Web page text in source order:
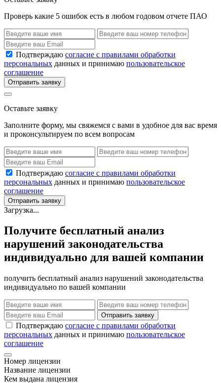
Проверь какие 5 ошибок есть в любом годовом отчете ПАО
Подтверждаю согласие с правилами обработки
персональных данных и принимаю пользовательское
соглашение
Отправить заявку
Оставьте заявку
Заполните форму, мы свяжемся с вами в удобное для вас время
и проконсультируем по всем вопросам
Подтверждаю согласие с правилами обработки
персональных данных и принимаю пользовательское
соглашение
Отправить заявку
Загрузка...
Получите бесплатный анализ
нарушений законодательства
индивидуально для вашей компании
получить бесплатный анализ нарушений законодательства
индивидуально по вашей компании
Отправить заявку
Подтверждаю согласие с правилами обработки
персональных данных и принимаю пользовательское
соглашение
Номер лицензии
Название лицензии
Кем выдана лицензия